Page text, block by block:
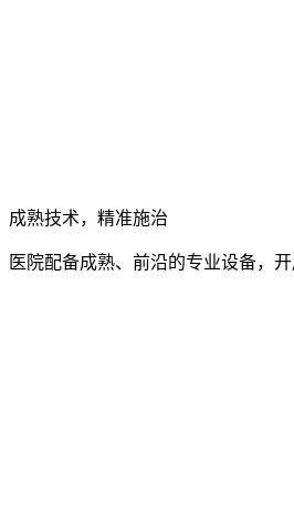
成熟技术，精准施治
医院配备成熟、前沿的专业设备，